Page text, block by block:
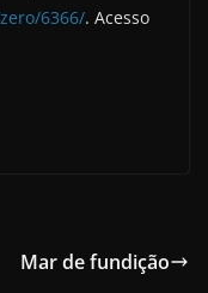
6366/. Acesso
Mar de fundição